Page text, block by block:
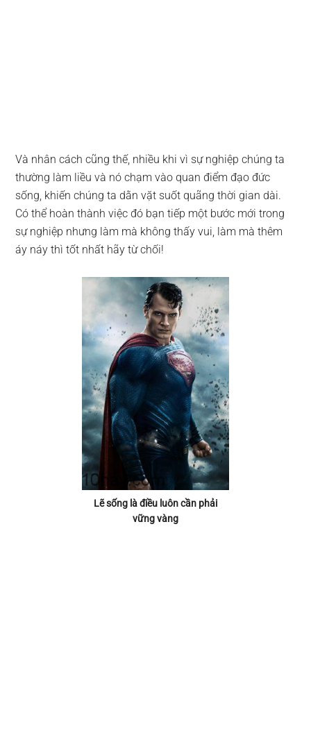
Và nhân cách cũng thế, nhiều khi vì sự nghiệp chúng ta
thường làm liều và nó chạm vào quan điểm đạo đức
sống, khiến chúng ta dằn vặt suốt quãng thời gian dài.
Có thể hoàn thành việc đó bạn tiếp một bước mới trong
sự nghiệp nhưng làm mà không thấy vui, làm mà thêm
áy náy thì tốt nhất hãy từ chối!
Lẽ sống là điều luôn cần phải
vững vàng